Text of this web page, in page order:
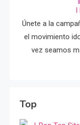
I
Únete a la
el movimiento
vez seamos
Top